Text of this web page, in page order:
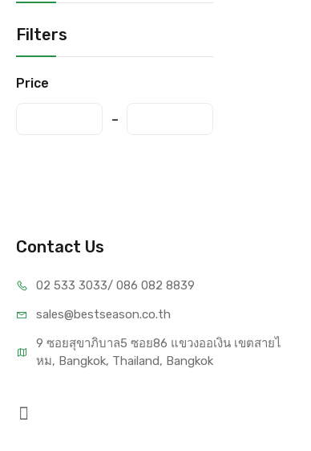
Filters
Price
Contact Us
02 533 3033/ 086 082 8839
sales@bestseason.co.th
9 ซอยสุขาภิบาล5 ซอย86 แขวงออเงิน เขตสายไ
หม, Bangkok, Thailand, Bangkok